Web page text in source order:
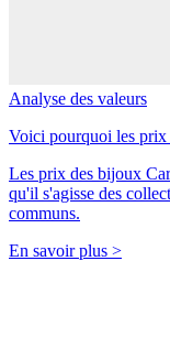
Analyse des valeurs
Voici pourquoi les prix
Les prix des bijoux
qu'il s'agisse des
communs.
En savoir plus >